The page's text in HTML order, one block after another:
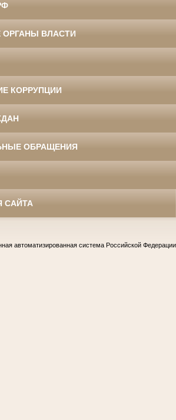
ВЛАСТИ
КОРРУПЦИИ
ОБРАЩЕНИЯ
САЙТА
автоматизированная система Российской